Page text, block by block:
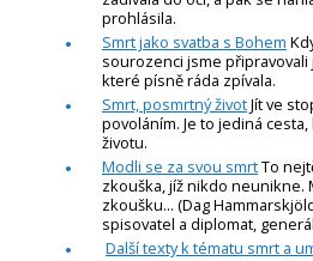
prohlásila.
Smrt jako svatba s Bohem
sourozenci jsme
které písně ráda zpívala.
Smrt, posmrtný životJít ve
povoláním. Je to jediná
životu.
Modli se za svou smrtTo
zkouška, jíž nikdo neunikne.
zkoušku... (Dag
spisovatel a diplomat,
Další texty k tématu smrt a